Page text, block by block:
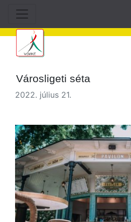
Városligeti séta
2022. július 21.